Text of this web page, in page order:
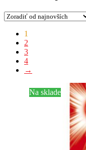
Zoradené
podľa
najnovších
1
2
3
4
→
Na sklade